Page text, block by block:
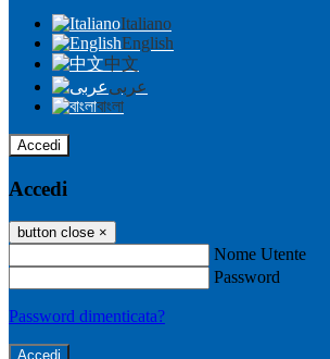
Italiano
English
中文
عربى
বাংলা
Accedi
Accedi
button close ×
Nome Utente
Password
Password dimenticata?